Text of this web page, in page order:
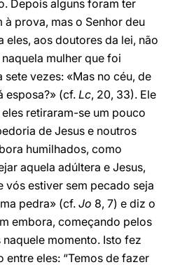
Depois alguns foram ter
prova, mas o Senhor deu
eles, aos doutores da lei, não
mulher que foi
vezes: «Mas no céu, de
esposa?» (cf. Lc, 20, 33). Ele
retiraram-se um pouco
de Jesus e noutros
humilhados, como
aquela adúltera e Jesus,
vós estiver sem pecado seja
pedra» (cf. Jo 8, 7) e diz o
embora, começando pelos
momento. Isto fez
eles: “Temos de fazer